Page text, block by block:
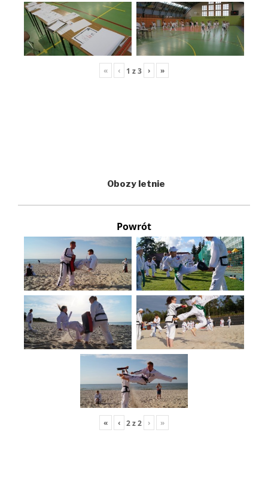
« ‹ 1 z3 › »
Obozy letnie
Powrót
« ‹ 2z2 › »